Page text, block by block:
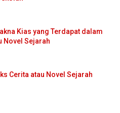
Kias yang Terdapat dalam
Novel Sejarah
Cerita atau Novel Sejarah